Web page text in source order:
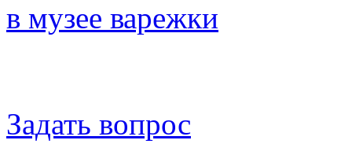
в музее варежки
Задать вопрос